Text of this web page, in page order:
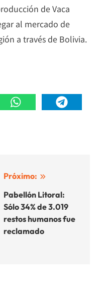
de Vaca
al mercado de
a través de Bolivia.
Próximo:
Pabellón Litoral:
Sólo 34% de 3.019
restos humanos fue
reclamado